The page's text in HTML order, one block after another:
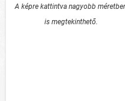
A képre kattintva nagyobb
is megtekinthető.